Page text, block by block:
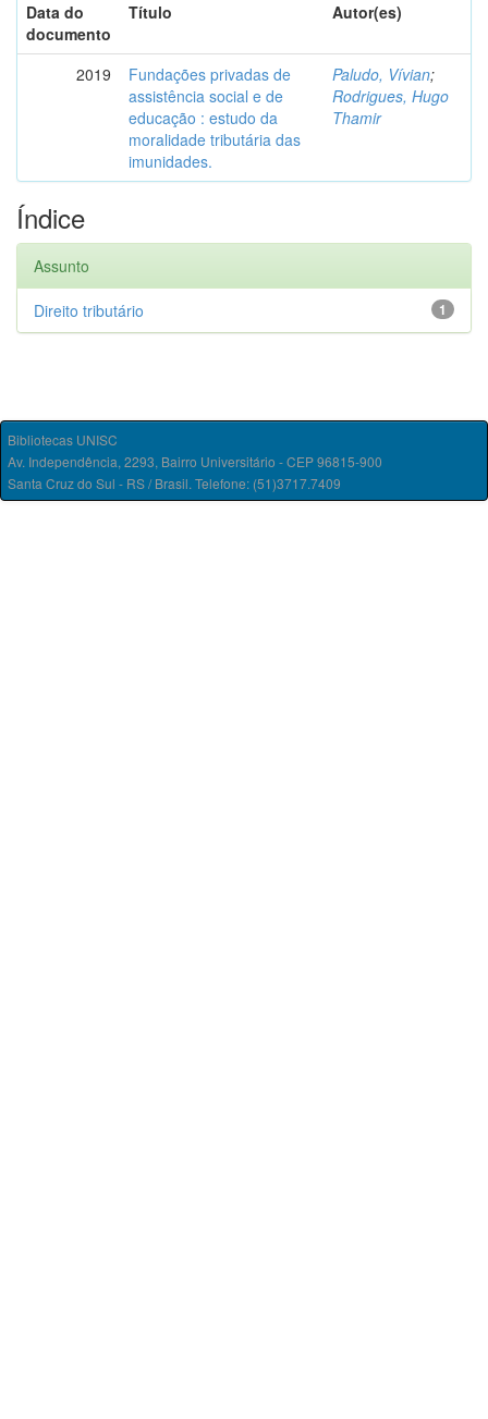
Data do
documento
Título Autor(es)
2019
Fundações privadas de
assistência social e de
educação : estudo da
moralidade tributária das
imunidades.
Paludo, Vívian;
Rodrigues, Hugo
Thamir
Índice
Assunto
1
Direito tributário
Bibliotecas UNISC
Av. Independência, 2293, Bairro Universitário - CEP 96815-900
Santa Cruz do Sul - RS / Brasil. Telefone: (51)3717.7409